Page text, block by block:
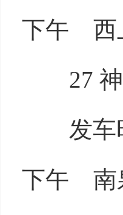
下午 西
27 神
发车时
下午 南